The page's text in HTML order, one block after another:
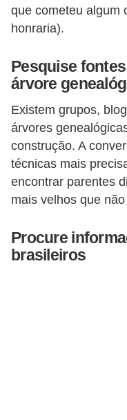
que cometeu algum
honraria).
Pesquise
árvore
Existem grupos,
árvores
construção. A
técnicas mais
encontrar parentes
mais velhos que
Procure
brasileiros
e
r
l
u
s
ã
o
e
ó